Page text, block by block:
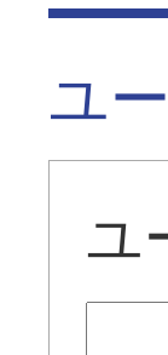
ユ
ユ